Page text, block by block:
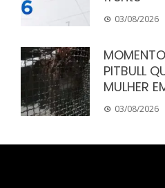
03/08/2026
PITBULL
MULHER
03/08/2026